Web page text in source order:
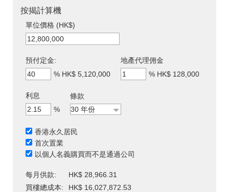
按揭計算機
單位價格 (HK$)
預付定金:
% HK$ 5,120,000
地產代理佣金
% HK$ 128,000
利息
%
條款
香港永久居民
首次置業
以個人名義購買而不是通過公司
每月供款:
HK$ 28,966.31
買樓總成本:
HK$ 16,027,872.53